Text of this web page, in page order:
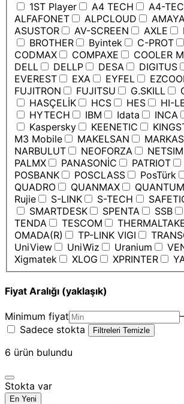
1ST Player
A4 TECH A4-
ALFAFONET
ALPCLOUD
ASUSTOR
AV-SCREEN AXLE
BROTHER
Byintek C-PROT
CODMAX
COMPAXE COOLER
DELL
DELLP DESA DIGITUS
EVEREST
EXA EYFEL
FUJITRON
FUJITSU G.SKILL
HASÇELİK
HCS HES HI-
HYTECH
IBM Idata INCA
Kaspersky
KEENETIC
M3 Mobile
MAKELSAN
NARBULUT
NEOFORZA NETSIM
PALMX
PANASONİC PATRIOT
POSBANK
POSCLASS PosTürk
QUADRO
QUANMAX QUANTUM
Rujie
S-LINK S-TECH
SMARTDESK
SPENTA SSB
TENDA
TESCOM
OMADA(R)
TP-LINK VIGI
UniView
UniWiz Uranium
Xigmatek
XLOG XPRINTER
Fiyat Aralığı (yaklaşık)
Minimum fiyat –
Sadece stokta
Filtreleri Temizle
6 ürün bulundu
Stokta var
En Yeni